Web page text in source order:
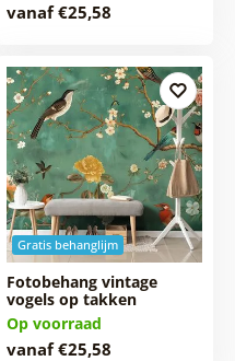
vanaf €25,58
Gratis behanglijm
Fotobehang vintage
vogels op takken
Op voorraad
vanaf €25,58